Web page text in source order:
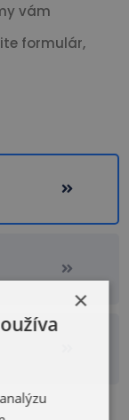
vám
formulár,
×